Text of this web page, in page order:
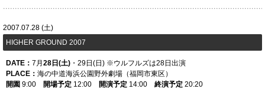
2007.07.28 (土)
HIGHER GROUND 2007
DATE： 7月 28日(土) ・29日(日) ※ウルフルズは28日出演
PLACE： 海の中道海浜公園野外劇場（福岡市東区）
開園 9:00 開場予定 12:00 開演予定 14:00 終演予定 20:20